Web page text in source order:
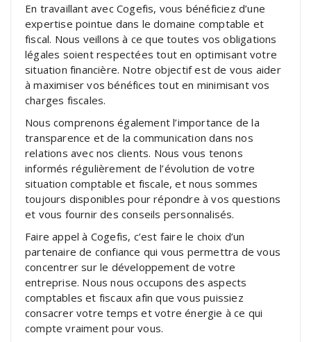
En travaillant avec Cogefis, vous bénéficiez d’une
expertise pointue dans le domaine comptable et
fiscal. Nous veillons à ce que toutes vos obligations
légales soient respectées tout en optimisant votre
situation financière. Notre objectif est de vous aider
à maximiser vos bénéfices tout en minimisant vos
charges fiscales.
Nous comprenons également l’importance de la
transparence et de la communication dans nos
relations avec nos clients. Nous vous tenons
informés régulièrement de l’évolution de votre
situation comptable et fiscale, et nous sommes
toujours disponibles pour répondre à vos questions
et vous fournir des conseils personnalisés.
Faire appel à Cogefis, c’est faire le choix d’un
partenaire de confiance qui vous permettra de vous
concentrer sur le développement de votre
entreprise. Nous nous occupons des aspects
comptables et fiscaux afin que vous puissiez
consacrer votre temps et votre énergie à ce qui
compte vraiment pour vous.